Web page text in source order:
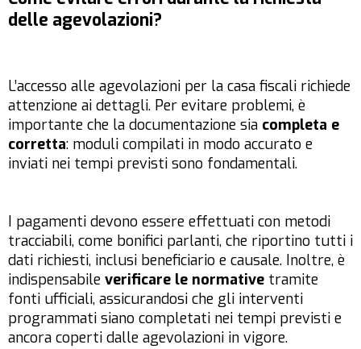
delle agevolazioni?
L’accesso alle agevolazioni per la casa fiscali richiede
attenzione ai dettagli. Per evitare problemi, è
importante che la documentazione sia completa e
corretta: moduli compilati in modo accurato e
inviati nei tempi previsti sono fondamentali.
I pagamenti devono essere effettuati con metodi
tracciabili, come bonifici parlanti, che riportino tutti i
dati richiesti, inclusi beneficiario e causale. Inoltre, è
indispensabile verificare le normative tramite
fonti ufficiali, assicurandosi che gli interventi
programmati siano completati nei tempi previsti e
ancora coperti dalle agevolazioni in vigore.